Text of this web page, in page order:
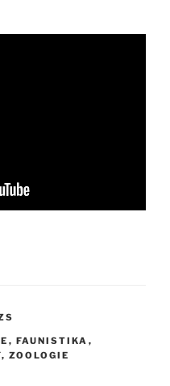
, FAUNISTIKA ,
, ZOOLOGIE